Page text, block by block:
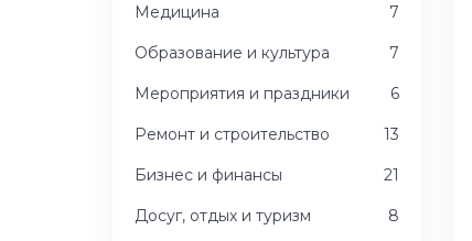
Медицина 7
Образование и культура 7
Мероприятия и праздники 6
Ремонт и строительство 13
Бизнес и финансы 21
Досуг, отдых и туризм 8